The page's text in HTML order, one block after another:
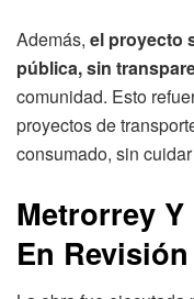
Además, el proyecto
pública, sin
comunidad. Esto
proyectos de
consumado, sin
Metrorrey
En